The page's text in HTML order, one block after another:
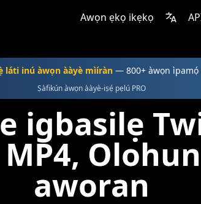
Awọn ẹkọ ikẹkọ
láti inú àwọn ààyè mìíràn— 800+ àwọn ìpamọ́
Ṣàfikún àwọn ààyè-iṣẹ́ pẹlú PRO
igbasilẹ
aworan